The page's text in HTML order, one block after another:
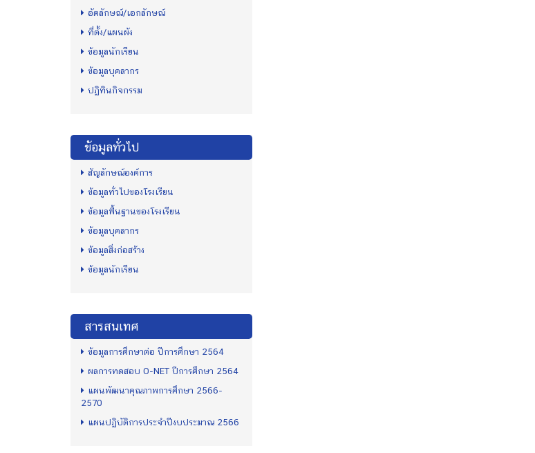
อัตลักษณ์/เอกลักษณ์
ที่ตั้ง/แผนผัง
ข้อมูลนักเรียน
ข้อมูลบุคลากร
ปฏิทินกิจกรรม
ข้อมูลทั่วไป
สัญลักษณ์องค์การ
ข้อมูลทั่วไปของโรงเรียน
ข้อมูลพื้นฐานของโรงเรียน
ข้อมูลบุคลากร
ข้อมูลสิ่งก่อสร้าง
ข้อมูลนักเรียน
สารสนเทศ
ข้อมูลการศึกษาต่อ ปีการศึกษา 2564
ผลการทดสอบ O-NET ปีการศึกษา 2564
แผนพัฒนาคุณภาพการศึกษา 2566-
2570
แผนปฏิบัติการประจำปีงบประมาณ 2566